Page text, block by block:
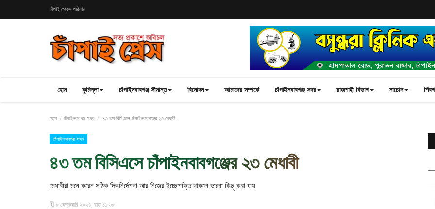
চাঁপাই প্রেস পরিবার
হোম কুমিল্লা চাঁপাইনবাবগঞ্জ সীমান্ত বিনোদন আমাদের সম্পর্কে চাঁপাইনবাবগঞ্জ সদর রাজশাহী বিভাগ নাচোল
হোম চাঁপাইনবাবগঞ্জ সদর ৪৩ তম বিসিএসে চাঁপাইনবাবগঞ্জের ২৩ মেধাবী
চাঁপাইনবাবগঞ্জ সদর
৪৩ তম বিসিএসে চাঁপাইনবাবগঞ্জের ২৩ মেধাবী
মেধাবীরা মনে করেন সঠিক দিকনির্দেশনা আর নিজের ইচ্ছেশক্তি থাকলে ভালো কিছু করা যায়
🗓️ ৮ ফেব্রুয়ারি ২০২৪, রাত ১১:৩৮